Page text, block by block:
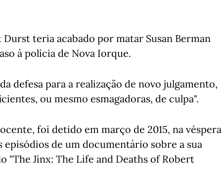
Durst teria acabado por matar Susan Berman
à polícia de Nova Iorque.
defesa para a realização de novo julgamento,
ou mesmo esmagadoras, de culpa".
foi detido em março de 2015, na véspera
de um documentário sobre a sua
"The Jinx: The Life and Deaths of Robert